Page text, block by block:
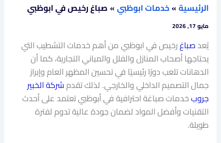
الرئيسية خدمات ابوظبي صباغ رخيص في ابوظبي
مايو 17, 2026
يُعدصباغرخيص في ابوظبي من أهم خدمات التشطيب التي
يحتاجها أصحاب المنازل والفلل والمباني التجارية، كما أن
الدهانات تلعب دورًا رئيسيًا في تحسين المظهر العام وإبراز
جمال التصميم الداخلي والخارجي. لذلك تقدمشركة الخبير
جروبخدمات صباغة احترافية في أبوظبي تعتمد على أحدث
التقنيات وأفضل المواد لضمان جودة عالية تدوم لفترة
طويلة.